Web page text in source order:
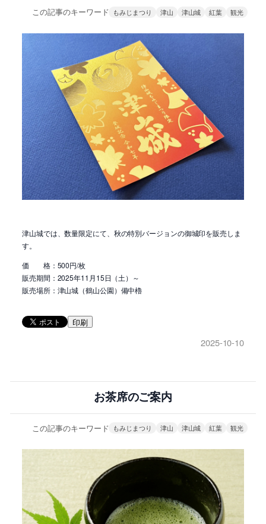
この記事のキーワード もみじまつり 津山 津山城 紅葉 観光
津山城では、数量限定にて、秋の特別バージョンの御城印を販売しま
す。
価 格：500円/枚
販売期間：2025年11月15日（土）～
販売場所：津山城（鶴山公園）備中櫓
印刷
2025-10-10
お茶席のご案内
この記事のキーワード もみじまつり 津山 津山城 紅葉 観光